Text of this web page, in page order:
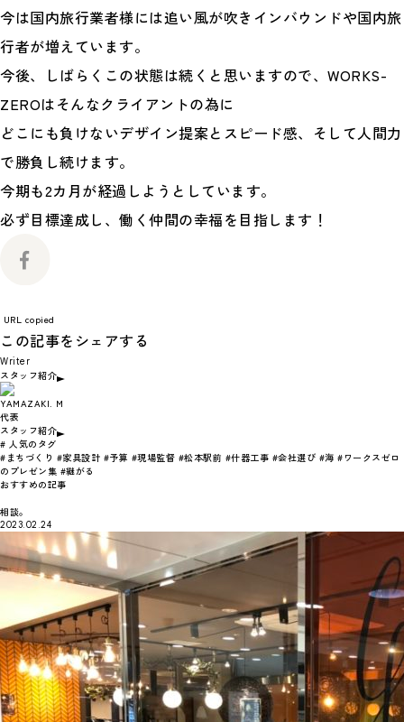
今は国内旅行業者様には追い風が吹きインバウンドや国内旅
行者が増えています。
今後、しばらくこの状態は続くと思いますので、WORKS-
ZEROはそんなクライアントの為に
どこにも負けないデザイン提案とスピード感、そして人間力
で勝負し続けます。
今期も2カ月が経過しようとしています。
必ず目標達成し、働く仲間の幸福を目指します！
URL copied
この記事をシェアする
Writer
スタッフ紹介
YAMAZAKI. M
代表
スタッフ紹介
# 人気のタグ
#まちづくり #家具設計 #予算 #現場監督 #松本駅前 #什器工事 #会社選び #海 #ワークスゼロ
のプレゼン集 #継がる
おすすめの記事
相談。
2023.02.24